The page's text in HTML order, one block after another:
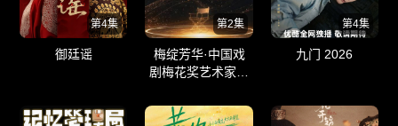
第4集
御廷谣
第2集
梅绽芳华·中国戏
剧梅花奖艺术家口
第4集
九门 2026